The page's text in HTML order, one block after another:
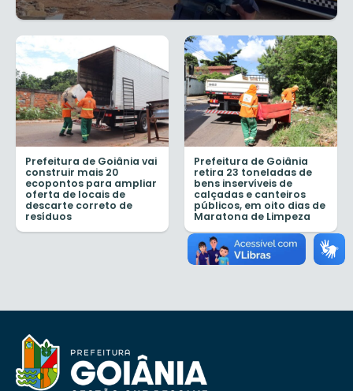
Prefeitura de Goiânia vai
construir mais 20
ecopontos para ampliar
oferta de locais de
descarte correto de
resíduos
Prefeitura de Goiânia
retira 23 toneladas de
bens inservíveis de
calçadas e canteiros
públicos, em oito dias de
Maratona de Limpeza